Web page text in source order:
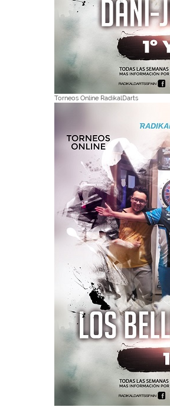
Torneos Online RadikalDarts